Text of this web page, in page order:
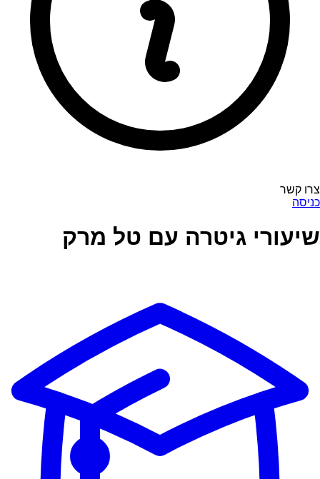
צרו קשר
כניסה
שיעורי גיטרה עם טל מרק